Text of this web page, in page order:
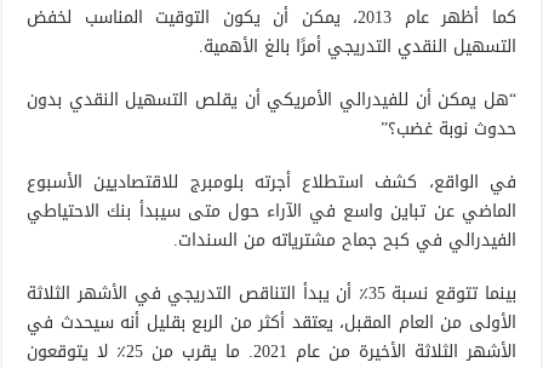
كما أظهر عام 2013، يمكن أن يكون التوقيت المناسب لخفض
التسهيل النقدي التدريجي أمرًا بالغ الأهمية.
“هل يمكن أن للفيدرالي الأمريكي أن يقلص التسهيل النقدي بدون
حدوث نوبة غضب؟”
في الواقع، كشف استطلاع أجرته بلومبرج للاقتصاديين الأسبوع
الماضي عن تباين واسع في الآراء حول متى سيبدأ بنك الاحتياطي
الفيدرالي في كبح جماح مشترياته من السندات.
بينما تتوقع نسبة 35٪ أن يبدأ التناقص التدريجي في الأشهر الثلاثة
الأولى من العام المقبل، يعتقد أكثر من الربع بقليل أنه سيحدث في
الأشهر الثلاثة الأخيرة من عام 2021. ما يقرب من 25٪ لا يتوقعون